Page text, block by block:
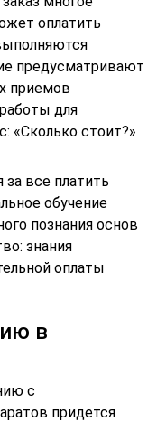
оплатить
предусматривают
приемов
для
«Сколько стоит?»
за все платить
обучение
познания основ
знания
оплаты
в
с
придется